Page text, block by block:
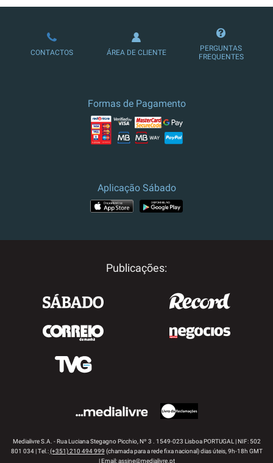
LOJA DE ASSINATURAS
CONTACTOS ÁREA DE CLIENTE
PERGUNTAS
FREQUENTES
Formas de Pagamento
Aplicação Sábado
Publicações:
Medialivre S.A. - Rua Luciana Stegagno Picchio, Nº 3 . 1549-023 Lisboa PORTUGAL | NIF: 502
801 034 | Tel.:(+351) 210 494 999 (chamada para a rede fixa nacional) dias úteis, 9h-18h GMT
| Email:assine@medialivre.pt